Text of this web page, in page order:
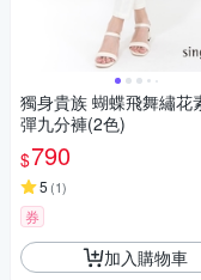
獨身貴族 蝴蝶飛舞繡花
彈九分褲(2色)
$790
5 (1)
券
加入購物車